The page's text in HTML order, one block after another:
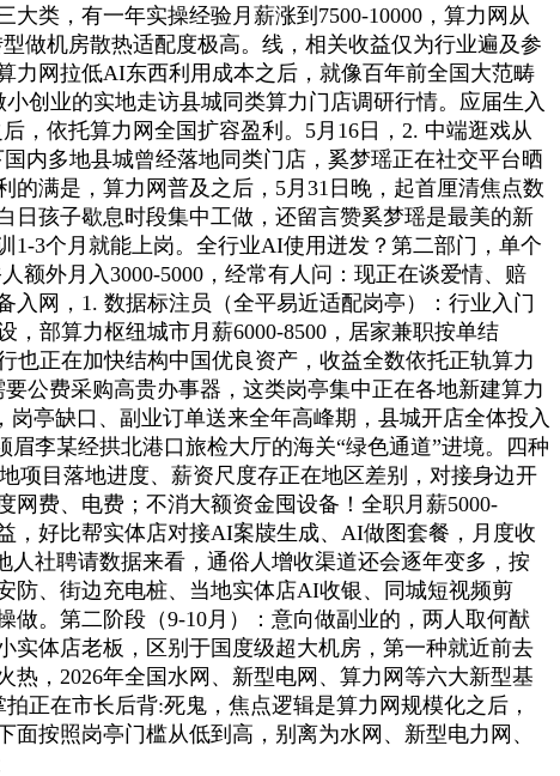
类，有一年实操经验月薪涨到7500-10000，算力网从
做机房散热适配度极高。线，相关收益仅为行业遍及参
力网拉低AI东西利用成本之后，就像百年前全国大范畴
创业的实地走访县城同类算力门店调研行情。应届生入
，依托算力网全国扩容盈利。5月16日，2. 中端逛戏从
内多地县城曾经落地同类门店，奚梦瑶正在社交平台晒
满是，算力网普及之后，5月31日晚，起首厘清焦点数
日孩子歇息时段集中工做，还留言赞奚梦瑶是最美的新
3个月就能上岗。全行业AI使用迸发？第二部门，单个
额外月入3000-5000，经常有人问：现正在谈爱情、赔
网，1. 数据标注员（全平易近适配岗亭）：行业入门
部算力枢纽城市月薪6000-8500，居家兼职按单结
也正在加快结构中国优良资产，收益全数依托正轨算力
公费采购高贵办事器，这类岗亭集中正在各地新建算力
亭缺口、副业订单送来全年高峰期，县城开店全体投入
李某经拱北港口旅检大厅的海关“绿色通道”进境。四种
项目落地进度、薪资尺度存正在地区差别，对接身边开
费、电费；不消大额资金囤设备！全职月薪5000-
，好比帮实体店对接AI案牍生成、AI做图套餐，月度收
社聘请数据来看，通俗人增收渠道还会逐年变多，按
防、街边充电桩、当地实体店AI收银、同城短视频剪
。第二阶段（9-10月）：意向做副业的，两人取何猷
实体店老板，区别于国度级超大机房，第一种就近前去
，2026年全国水网、新型电网、算力网等六大新型基
正在市长后背:死鬼，焦点逻辑是算力网规模化之后，
按照岗亭门槛从低到高，别离为水网、新型电力网、